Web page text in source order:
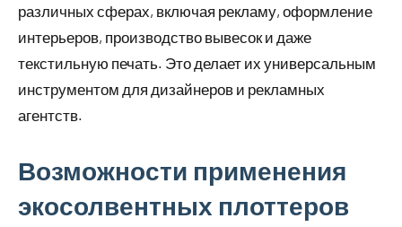
различных сферах, включая рекламу, оформление
интерьеров, производство вывесок и даже
текстильную печать. Это делает их универсальным
инструментом для дизайнеров и рекламных
агентств.
Возможности применения
экосолвентных плоттеров